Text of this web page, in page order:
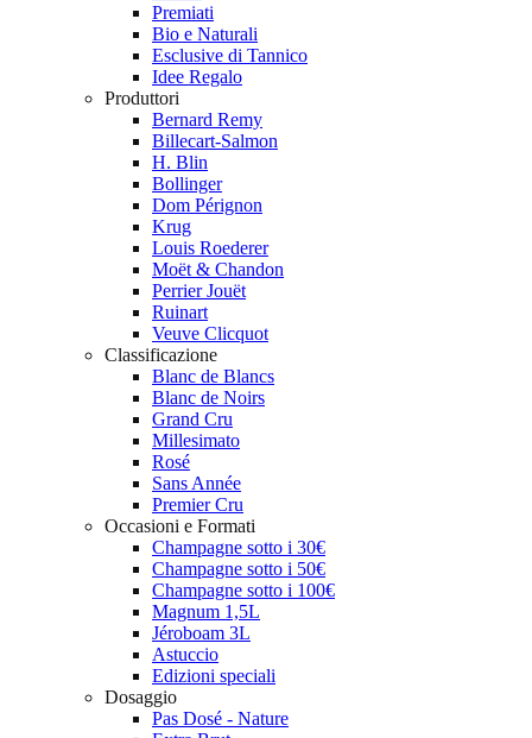
Premiati
Bio e Naturali
Esclusive di Tannico
Idee Regalo
Produttori
Bernard Remy
Billecart-Salmon
H. Blin
Bollinger
Dom Pérignon
Krug
Louis Roederer
Moët & Chandon
Perrier Jouët
Ruinart
Veuve Clicquot
Classificazione
Blanc de Blancs
Blanc de Noirs
Grand Cru
Millesimato
Rosé
Sans Année
Premier Cru
Occasioni e Formati
Champagne sotto i 30€
Champagne sotto i 50€
Champagne sotto i 100€
Magnum 1,5L
Jéroboam 3L
Astuccio
Edizioni speciali
Dosaggio
Pas Dosé - Nature